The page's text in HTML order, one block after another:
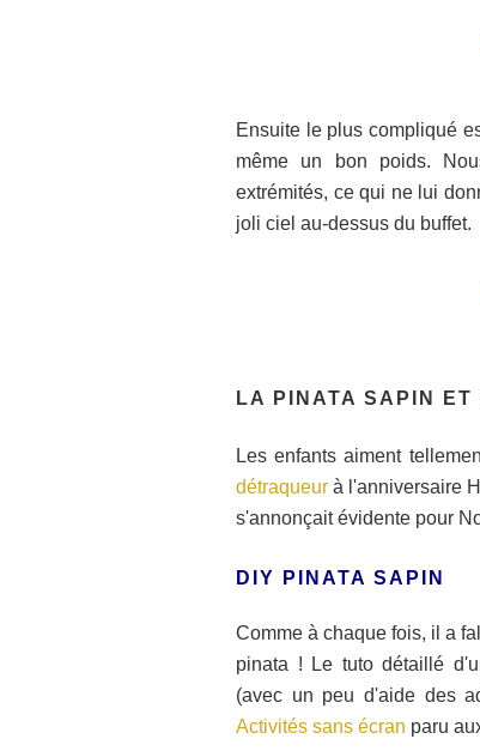
Ensuite le plus compliqué
même un bon poids.
extrémités, ce qui ne lui
joli ciel au-dessus du buffet.
LA PINATA SAPIN
Les enfants aiment
détraqueur à l'anniversaire
s'annonçait évidente pour
DIY PINATA SAPIN
Comme à chaque fois, il a
pinata ! Le tuto détaillé
(avec un peu d'aide des
Activités sans écran paru